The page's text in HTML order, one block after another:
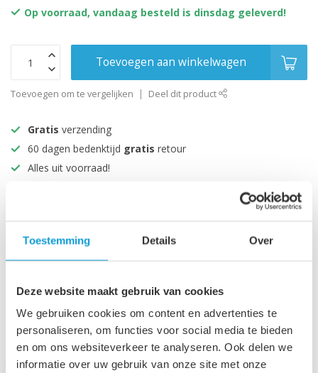
Toestemming Details Over
Deze website maakt gebruik van cookies
We gebruiken cookies om content en advertenties te
personaliseren, om functies voor social media te bieden
en om ons websiteverkeer te analyseren. Ook delen we
informatie over uw gebruik van onze site met onze
Op voorraad, vandaag besteld is dinsdag geleverd!
Toevoegen aan winkelwagen
Toevoegen om te vergelijken Deel dit product
Gratis verzending
60 dagen bedenktijd gratis retour
Alles uit voorraad!
Productomschrijving
Recent bekeken